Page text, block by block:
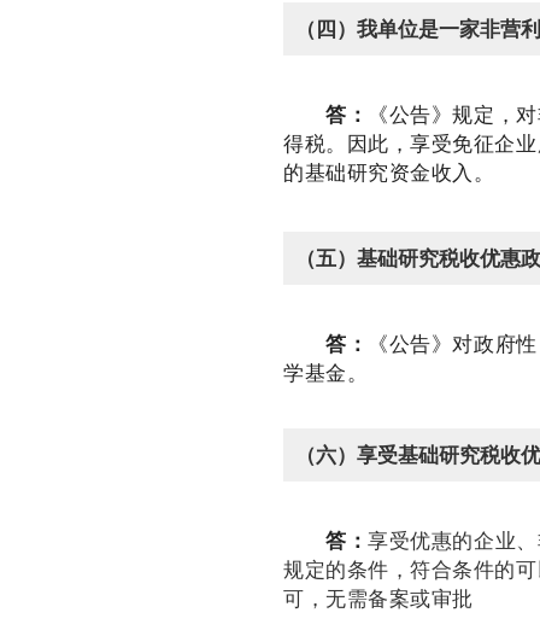
（四）我单位是一家非营
答：
《公告》规定，
得税。因此，享受免征企
的基础研究资金收入。
（五）基础研究税收优惠
答：
《公告》对政府
学基金。
（六）享受基础研究税收
答：享受优惠的企业
规定的条件，符合条件的
可，无需备案或审批